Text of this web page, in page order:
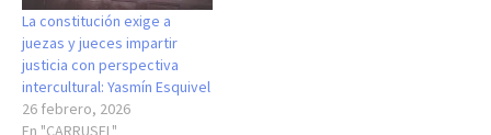
La constitución exige a
juezas y jueces impartir
justicia con perspectiva
intercultural: Yasmín Esquivel
26 febrero, 2026
En "CARRUSEL"